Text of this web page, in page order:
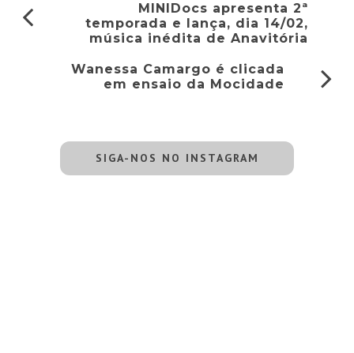
MINIDocs apresenta 2ª
temporada e lança, dia 14/02,
música inédita de Anavitória
Wanessa Camargo é clicada
em ensaio da Mocidade
SIGA-NOS NO INSTAGRAM